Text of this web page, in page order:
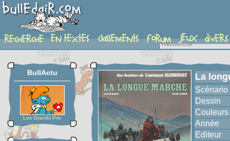
album
BullActu
Les Grands Prix
La
Scénario
Dessin
Couleurs
Année
Editeur